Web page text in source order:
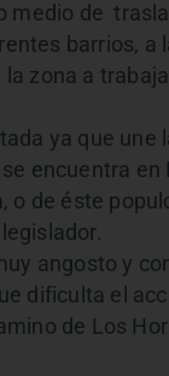
medio de
barrios, a
zona a
ya que une
encuentra en
o de éste
angosto y
dificulta el
de Los